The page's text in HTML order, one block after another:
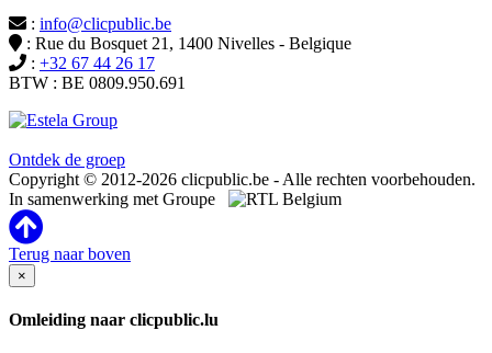
: info@clicpublic.be
: Rue du Bosquet 21, 1400 Nivelles - Belgique
: +32 67 44 26 17
BTW : BE 0809.950.691
Ontdek de groep
Copyright © 2012-2026 clicpublic.be - Alle rechten voorbehouden.
In samenwerking met Groupe
Terug naar boven
×
Omleiding naar clicpublic.lu